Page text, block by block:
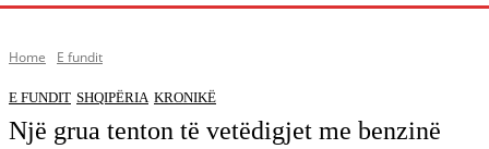
Home E fundit
E FUNDIT SHQIPËRIA KRONIKË
Një grua tenton të vetëdigjet me benzinë